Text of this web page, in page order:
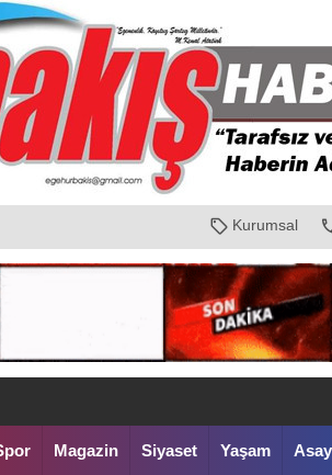
Kurumsal
Magazin Siyaset Yaşam